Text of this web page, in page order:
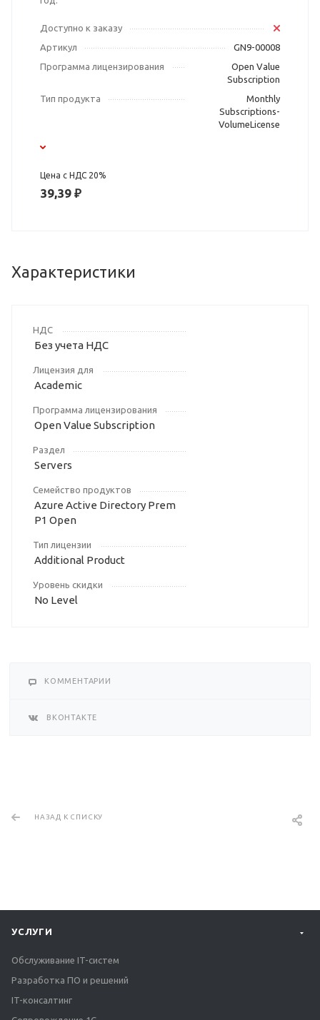
Доступно к заказу
Артикул
GN9-00008
Программа лицензирования
Open Value
Subscription
Тип продукта
Monthly
Subscriptions-
VolumeLicense
Цена с НДС 20%
39,39 ₽
Характеристики
НДС
Без учета НДС
Лицензия для
Academic
Программа лицензирования
Open Value Subscription
Раздел
Servers
Семейство продуктов
Azure Active Directory Prem
P1 Open
Тип лицензии
Additional Product
Уровень скидки
No Level
КОММЕНТАРИИ
ВКОНТАКТЕ
НАЗАД К СПИСКУ
УСЛУГИ
Обслуживание IT-систем
Разработка ПО и решений
IT-консалтинг